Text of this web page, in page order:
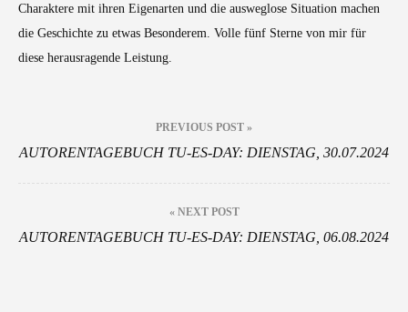
Charaktere mit ihren Eigenarten und die ausweglose Situation machen
die Geschichte zu etwas Besonderem. Volle fünf Sterne von mir für
diese herausragende Leistung.
PREVIOUS POST »
AUTORENTAGEBUCH TU-ES-DAY: DIENSTAG, 30.07.2024
« NEXT POST
AUTORENTAGEBUCH TU-ES-DAY: DIENSTAG, 06.08.2024